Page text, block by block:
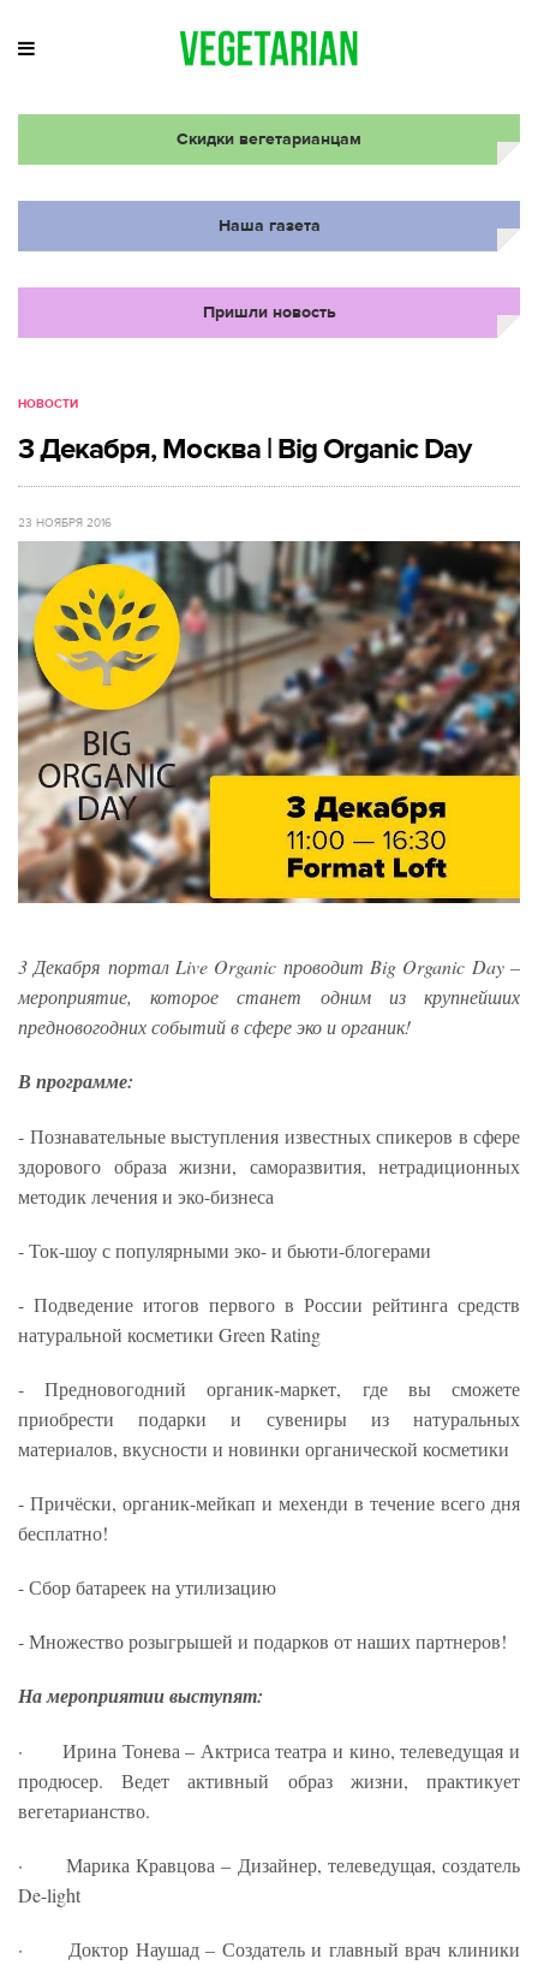
Скидки вегетарианцам
Наша газета
Пришли новость
НОВОСТИ
3 Декабря, Москва | Big Organic Day
23 НОЯБРЯ 2016
3 Декабря портал Live Organic проводит Big Organic Day –
мероприятие, которое станет одним из крупнейших
предновогодних событий в сфере эко и органик!
В программе:
- Познавательные выступления известных спикеров в сфере
здорового образа жизни, саморазвития, нетрадиционных
методик лечения и эко-бизнеса
- Ток-шоу с популярными эко- и бьюти-блогерами
- Подведение итогов первого в России рейтинга средств
натуральной косметики Green Rating
- Предновогодний органик-маркет, где вы сможете
приобрести подарки и сувениры из натуральных
материалов, вкусности и новинки органической косметики
- Причёски, органик-мейкап и мехенди в течение всего дня
бесплатно!
- Сбор батареек на утилизацию
- Множество розыгрышей и подарков от наших партнеров!
На мероприятии выступят:
· Ирина Тонева – Актриса театра и кино, телеведущая и
продюсер. Ведет активный образ жизни, практикует
вегетарианство.
· Марика Кравцова – Дизайнер, телеведущая, создатель
De-light
· Доктор Наушад – Создатель и главный врач клиники